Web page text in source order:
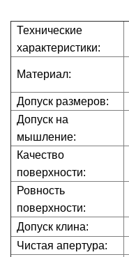
Технические
характеристики:
Материал:
Допуск размеров:
Допуск на
мышление:
Качество
поверхности:
Ровность
поверхности:
Допуск клина:
Чистая апертура: